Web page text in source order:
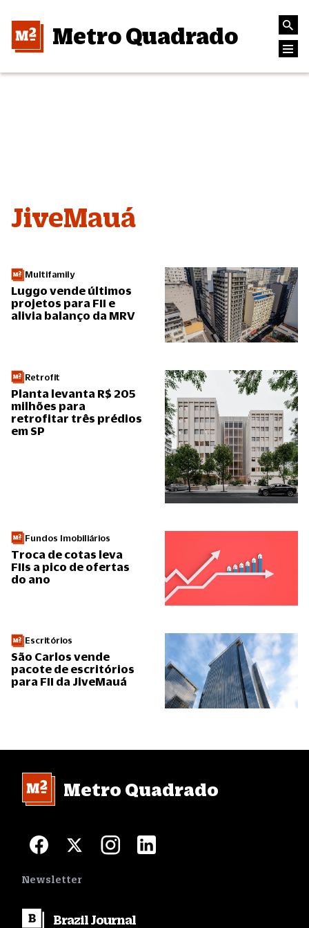
Metro Quadrado
JiveMauá
Multifamily
Luggo vende últimos
projetos para FII e
alivia balanço da MRV
Retrofit
Planta levanta R$ 205
milhões para
retrofitar três prédios
em SP
Fundos Imobiliários
Troca de cotas leva
FIIs a pico de ofertas
do ano
Escritórios
São Carlos vende
pacote de escritórios
para FII da JiveMauá
Metro Quadrado
Newsletter
BrazilJournal